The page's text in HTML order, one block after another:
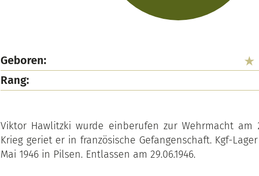
Geboren:
Rang:
Viktor Hawlitzki wurde einberufen zur Wehrmacht am
Krieg geriet er in französische Gefangenschaft. Kgf-
Mai 1946 in Pilsen. Entlassen am 29.06.1946.